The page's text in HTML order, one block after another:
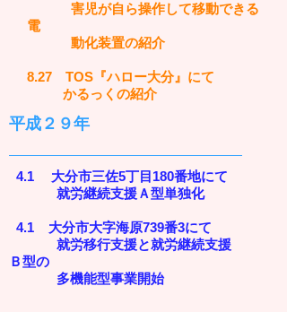
害児が自ら操作して移動できる
電
動化装置の紹介
8.27 TOS『ハロー大分』にて
かるっくの紹介
平成２９年
4.1 大分市三佐5丁目180番地にて
就労継続支援Ａ型単独化
4.1 大分市大字海原739番3にて
就労移行支援と就労継続支援
Ｂ型の
多機能型事業開始